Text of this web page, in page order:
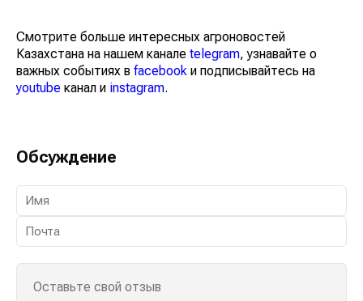
Смотрите больше интересных агроновостей
Казахстана на нашем канале telegram, узнавайте о
важных событиях в facebook и подписывайтесь на
youtube канал и instagram.
Обсуждение